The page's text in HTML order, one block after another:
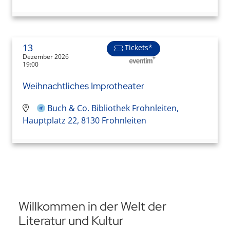
13
Dezember 2026
19:00
Tickets*
Weihnachtliches Improtheater
Buch & Co. Bibliothek Frohnleiten,
Hauptplatz 22, 8130 Frohnleiten
Willkommen in der Welt der
Literatur und Kultur